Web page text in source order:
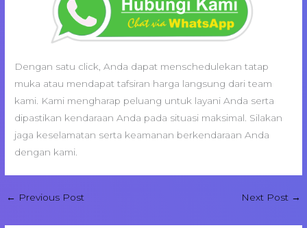
Dengan satu click, Anda dapat menschedulekan tatap
muka atau mendapat tafsiran harga langsung dari team
kami. Kami mengharap peluang untuk layani Anda serta
dipastikan kendaraan Anda pada situasi maksimal. Silakan
jaga keselamatan serta keamanan berkendaraan Anda
dengan kami.
← Previous Post Next Post →